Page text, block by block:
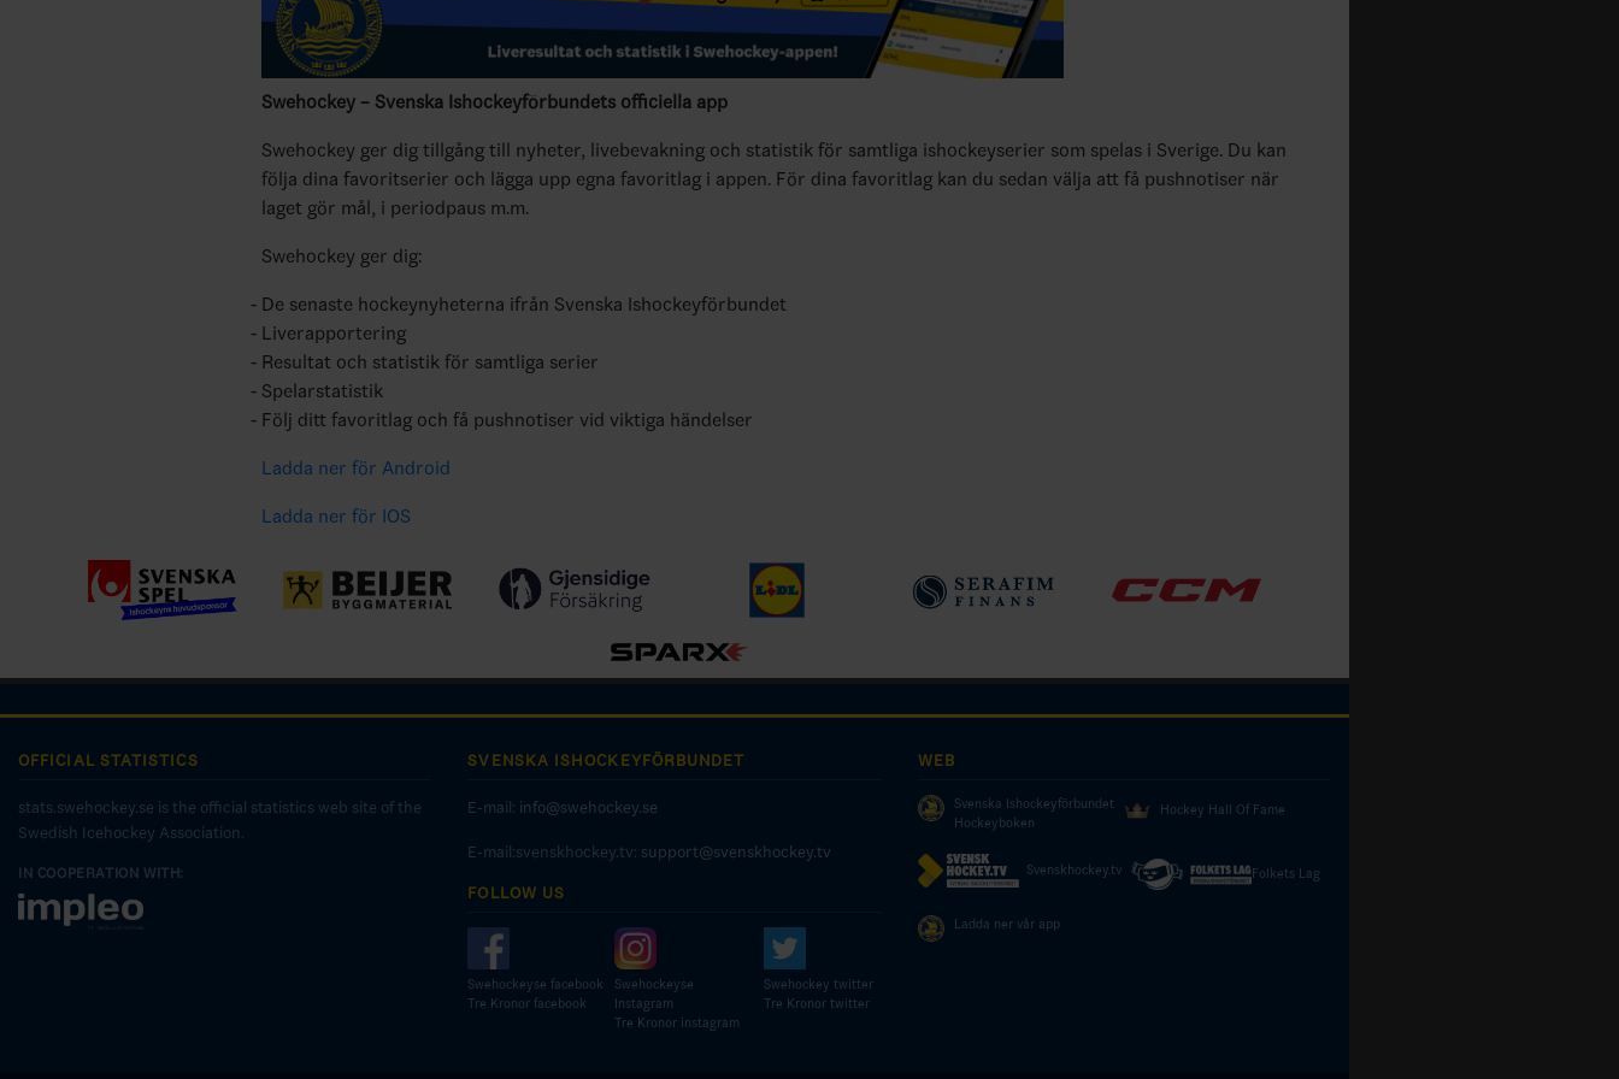
Swehockey – Svenska Ishockeyförbundets officiella app
Swehockey ger dig tillgång till nyheter, livebevakning och statistik för samtliga ishockeyserier som spelas i Sverige. Du kan
följa dina favoritserier och lägga upp egna favoritlag i appen. För dina favoritlag kan du sedan välja att få pushnotiser när
laget gör mål, i periodpaus m.m.
Swehockey ger dig:
De senaste hockeynyheterna ifrån Svenska Ishockeyförbundet
Liverapportering
Resultat och statistik för samtliga serier
Spelarstatistik
Följ ditt favoritlag och få pushnotiser vid viktiga händelser
Ladda ner för Android
Ladda ner för IOS
OFFICIAL STATISTICS
stats.swehockey.se is the official statistics web site of the
Swedish Icehockey Association.
IN COOPERATION WITH:
SVENSKA ISHOCKEYFÖRBUNDET
E-mail: info@swehockey.se
E-mail:svenskhockey.tv: support@svenskhockey.tv
FOLLOW US
Swehockeyse facebook
Tre Kronor facebook
Swehockeyse
Instagram
Tre Kronor instagram
Swehockey twitter
Tre Kronor twitter
WEB
Svenska Ishockeyförbundet
Hockeyboken
Hockey Hall Of Fame
Svenskhockey.tv Folkets Lag
Ladda ner vår app